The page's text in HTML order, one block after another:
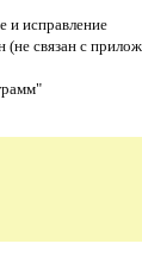
и исправление
(не связан с